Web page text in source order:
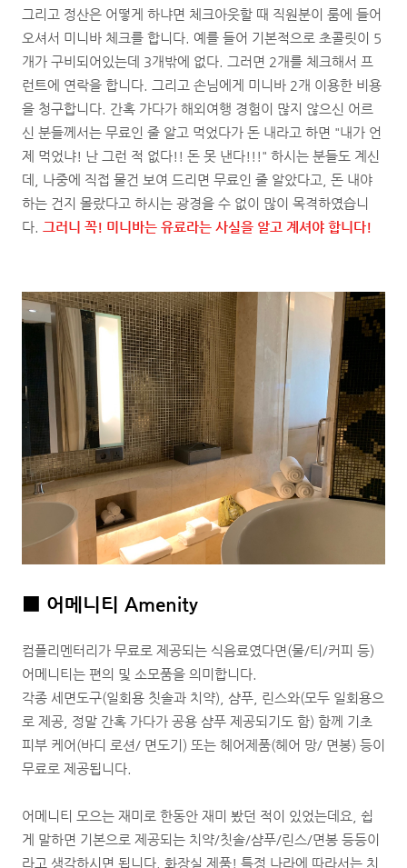
그리고 정산은 어떻게 하냐면 체크아웃할 때 직원분이 룸에 들어
오셔서 미니바 체크를 합니다. 예를 들어 기본적으로 초콜릿이 5
개가 구비되어있는데 3개밖에 없다. 그러면 2개를 체크해서 프
런트에 연락을 합니다. 그리고 손님에게 미니바 2개 이용한 비용
을 청구합니다. 간혹 가다가 해외여행 경험이 많지 않으신 어르
신 분들께서는 무료인 줄 알고 먹었다가 돈 내라고 하면 "내가 언
제 먹었냐! 난 그런 적 없다!! 돈 못 낸다!!!" 하시는 분들도 계신
데, 나중에 직접 물건 보여 드리면 무료인 줄 알았다고, 돈 내야
하는 건지 몰랐다고 하시는 광경을 수 없이 많이 목격하였습니
다.
그러니 꼭! 미니바는 유료라는 사실을 알고 계셔야 합니다!
어메니티 Amenity
컴플리멘터리가 무료로 제공되는 식음료였다면(물/티/커피 등)
어메니티는 편의 및 소모품을 의미합니다.
각종 세면도구(일회용 칫솔과 치약), 샴푸, 린스와(모두 일회용으
로 제공, 정말 간혹 가다가 공용 샴푸 제공되기도 함) 함께 기초
피부 케어(바디 로션/ 면도기) 또는 헤어제품(헤어 망/ 면봉) 등이
무료로 제공됩니다.
어메니티 모으는 재미로 한동안 재미 봤던 적이 있었는데요, 쉽
게 말하면 기본으로 제공되는 치약/칫솔/샴푸/린스/면봉 등등이
라고 생각하시면 됩니다. 화장실 제품! 특정 나라에 따라서는 치